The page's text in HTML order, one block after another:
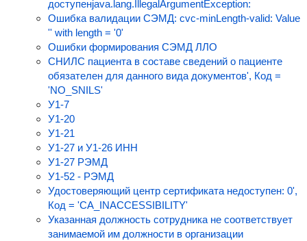
доступенjava.lang.IllegalArgumentException:
Ошибка валидации СЭМД: cvc-minLength-valid: Value
'' with length = '0'
Ошибки формирования СЭМД ЛЛО
СНИЛС пациента в составе сведений о пациенте
обязателен для данного вида документов', Код =
'NO_SNILS'
У1-7
У1-20
У1-21
У1-27 и У1-26 ИНН
У1-27 РЭМД
У1-52 - РЭМД
Удостоверяющий центр сертификата недоступен: 0',
Код = 'CA_INACCESSIBILITY'
Указанная должность сотрудника не соответствует
занимаемой им должности в организации